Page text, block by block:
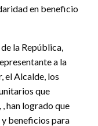
en beneficio
la República,
a la
el Alcalde, los
que
han logrado que
y beneficios para